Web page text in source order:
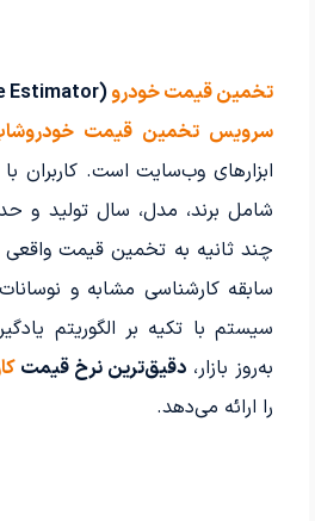
تخمین قیمت خودرو(Car Value Estimator)
سرویس تخمین قیمت
ابزارهای وب‌سایت است. کاربران با
شامل برند، مدل، سال تولید و
چند ثانیه به تخمین قیمت واقعی
سابقه کارشناسی مشابه و
سیستم با تکیه بر الگوریتم
به‌روز بازار، دقیق‌ترین نرخ قیمت
را ارائه می‌دهد.